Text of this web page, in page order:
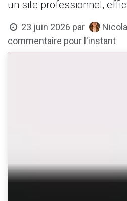
un site professionnel,
23 juin 2026 par
commentaire pour l'instant